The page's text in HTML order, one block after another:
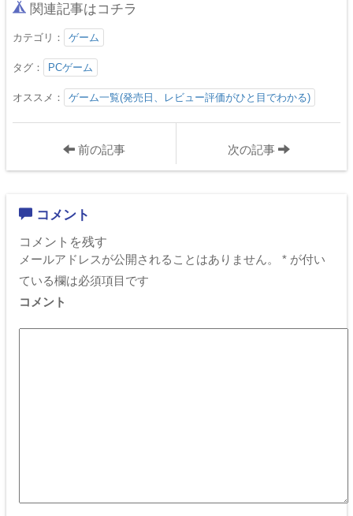
関連記事はコチラ
カテゴリ： ゲーム
タグ： PCゲーム
オススメ： ゲーム一覧(発売日、レビュー評価がひと目でわかる)
前の記事 次の記事
コメント
コメントを残す
メールアドレスが公開されることはありません。
* が付い
ている欄は必須項目です
コメント